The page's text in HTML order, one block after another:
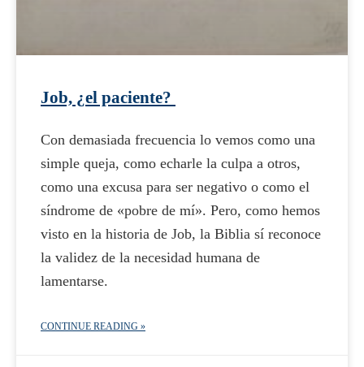
Job, ¿el paciente?
Con demasiada frecuencia lo vemos como una
simple queja, como echarle la culpa a otros,
como una excusa para ser negativo o como el
síndrome de «pobre de mí». Pero, como hemos
visto en la historia de Job, la Biblia sí reconoce
la validez de la necesidad humana de
lamentarse.
CONTINUE READING »